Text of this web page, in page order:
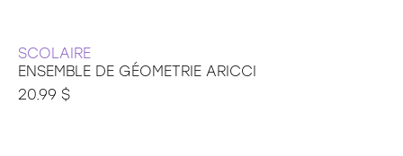
SCOLAIRE
ENSEMBLE DE GÉOMETRIE ARICCI
20.99 $